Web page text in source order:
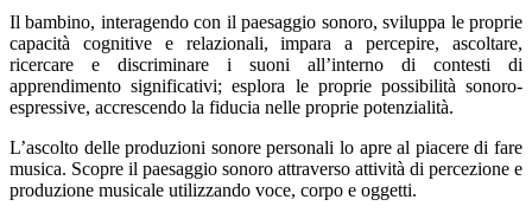
Il bambino, interagendo con il paesaggio sonoro, sviluppa le proprie
capacità cognitive e relazionali, impara a percepire, ascoltare,
ricercare e discriminare i suoni all’interno di contesti di
apprendimento significativi; esplora le proprie possibilità sonoro-
espressive, accrescendo la fiducia nelle proprie potenzialità.
L’ascolto delle produzioni sonore personali lo apre al piacere di fare
musica. Scopre il paesaggio sonoro attraverso attività di percezione e
produzione musicale utilizzando voce, corpo e oggetti.